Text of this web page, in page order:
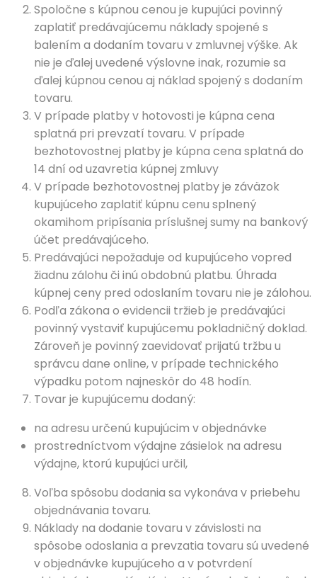
Spoločne s kúpnou cenou je kupujúci povinný
zaplatiť predávajúcemu náklady spojené s
balením a dodaním tovaru v zmluvnej výške. Ak
nie je ďalej uvedené výslovne inak, rozumie sa
ďalej kúpnou cenou aj náklad spojený s dodaním
tovaru.
V prípade platby v hotovosti je kúpna cena
splatná pri prevzatí tovaru. V prípade
bezhotovostnej platby je kúpna cena splatná do
14 dní od uzavretia kúpnej zmluvy
V prípade bezhotovostnej platby je záväzok
kupujúceho zaplatiť kúpnu cenu splnený
okamihom pripísania príslušnej sumy na bankový
účet predávajúceho.
Predávajúci nepožaduje od kupujúceho vopred
žiadnu zálohu či inú obdobnú platbu. Úhrada
kúpnej ceny pred odoslaním tovaru nie je zálohou.
Podľa zákona o evidencii tržieb je predávajúci
povinný vystaviť kupujúcemu pokladničný doklad.
Zároveň je povinný zaevidovať prijatú tržbu u
správcu dane online, v prípade technického
výpadku potom najneskôr do 48 hodín.
Tovar je kupujúcemu dodaný:
na adresu určenú kupujúcim v objednávke
prostredníctvom výdajne zásielok na adresu
výdajne, ktorú kupujúci určil,
Voľba spôsobu dodania sa vykonáva v priebehu
objednávania tovaru.
Náklady na dodanie tovaru v závislosti na
spôsobe odoslania a prevzatia tovaru sú uvedené
v objednávke kupujúceho a v potvrdení